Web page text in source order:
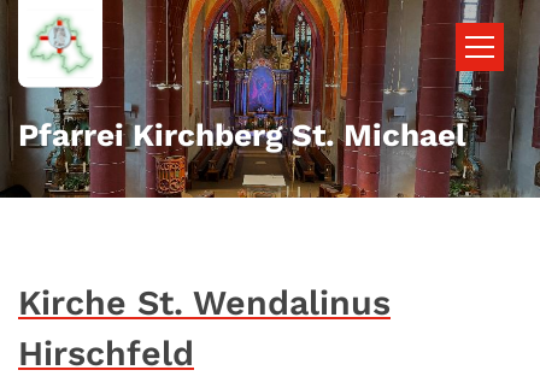
Zum Inhalt springen
Pfarrei Kirchberg St. Michael
Kirche St. Wendalinus
Hirschfeld